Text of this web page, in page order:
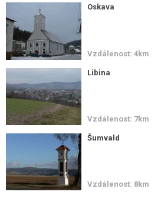
Oskava
Vzdálenost: 4km
Libina
Vzdálenost: 7km
Šumvald
Vzdálenost: 8km